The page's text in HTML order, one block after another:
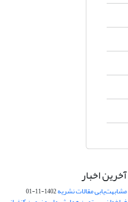
آخرین اخبار
مشابهت‌یابی مقالات نشریه1402-11-01